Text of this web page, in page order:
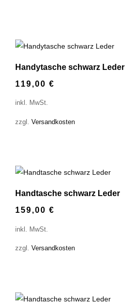
Handytasche schwarz Leder
119,00€
inkl. MwSt.
zzgl.Versandkosten
Handtasche schwarz Leder
159,00€
inkl. MwSt.
zzgl.Versandkosten